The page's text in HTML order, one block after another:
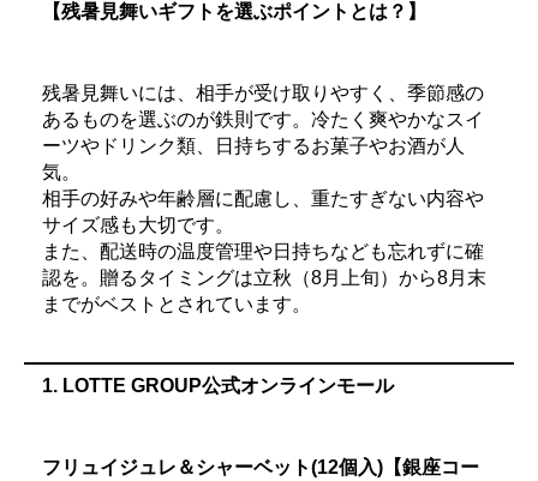
【残暑見舞いギフトを選ぶポイントとは？】
残暑見舞いには、相手が受け取りやすく、季節感の
あるものを選ぶのが鉄則です。冷たく爽やかなスイ
ーツやドリンク類、日持ちするお菓子やお酒が人
気。
相手の好みや年齢層に配慮し、重たすぎない内容や
サイズ感も大切です。
また、配送時の温度管理や日持ちなども忘れずに確
認を。贈るタイミングは立秋（8月上旬）から8月末
までがベストとされています。
1. LOTTE GROUP公式オンラインモール
フリュイジュレ＆シャーベット(12個入)【銀座コー